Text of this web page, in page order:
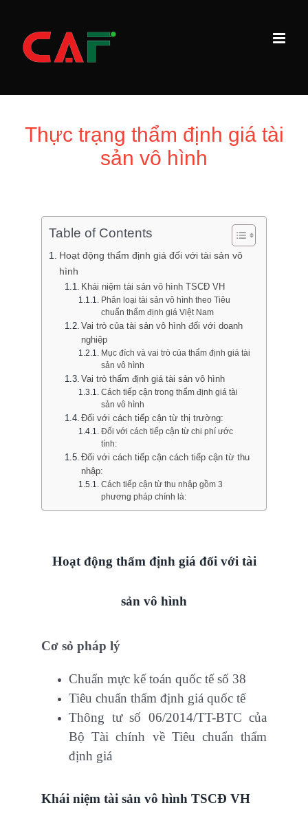
content
Thực trạng thẩm định giá tài
sản vô hình
Table of Contents
Hoạt động thẩm định giá đối với tài sản vô
hình
Khái niệm tài sản vô hình TSCĐ VH
Phân loại tài sản vô hình theo Tiêu
chuẩn thẩm định giá Việt Nam
Vai trò của tài sản vô hình đối với doanh
nghiệp
Mục đích và vai trò của thẩm định giá tài
sản vô hình
Vai trò thẩm định giá tài sản vô hình
Cách tiếp cận trong thẩm định giá tài
sản vô hình
Đối với cách tiếp cận từ thị trường:
Đối với cách tiếp cận từ chi phí ước
tính:
Đối với cách tiếp cận cách tiếp cận từ thu
nhập:
Cách tiếp cận từ thu nhập gồm 3
phương pháp chính là:
Hoạt động thẩm định giá đối với tài
sản vô hình
Cơ sỏ pháp lý
Chuẩn mực kế toán quốc tế số 38
Tiêu chuẩn thẩm định giá quốc tế
Thông tư số 06/2014/TT-BTC của
Bộ Tài chính về Tiêu chuẩn thẩm
định giá
Khái niệm tài sản vô hình TSCĐ VH